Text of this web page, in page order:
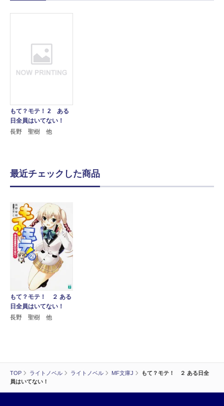
TOP ライトノベル ライトノベル MF文庫J
もて？モテ！ ２ ある日全
員はいてない！
もて？モテ！ 2 ある
日全員はいてない！
長野 聖樹 他
最近チェックした商品
もて？モテ！ ２ ある
日全員はいてない！
長野 聖樹 他